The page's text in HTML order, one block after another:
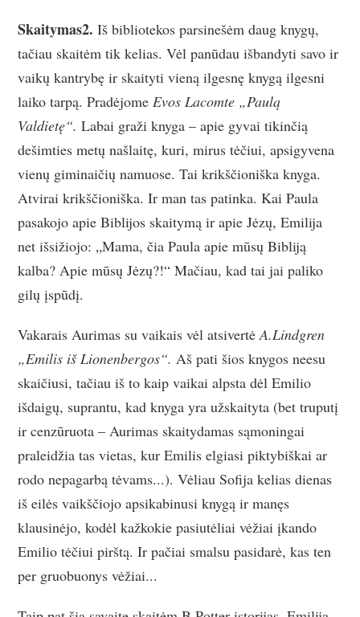
Skaitymas2.Iš bibliotekos parsinešėm daug knygų,
tačiau skaitėm tik kelias. Vėl panūdau išbandyti savo ir
vaikų kantrybę ir skaityti vieną ilgesnę knygą ilgesni
laiko tarpą. PradėjomeEvos Lacomte „Paulą
Valdietę“.Labai graži knyga – apie gyvai tikinčią
dešimties metų našlaitę, kuri, mirus tėčiui, apsigyvena
vienų giminaičių namuose. Tai krikščioniška knyga.
Atvirai krikščioniška. Ir man tas patinka. Kai Paula
pasakojo apie Biblijos skaitymą ir apie Jėzų, Emilija
net išsižiojo: „Mama, čia Paula apie mūsų Bibliją
kalba? Apie mūsų Jėzų?!“ Mačiau, kad tai jai paliko
gilų įspūdį.
Vakarais Aurimas su vaikais vėl atsivertėA.Lindgren
„Emilis iš Lionenbergos“.Aš pati šios knygos neesu
skaičiusi, tačiau iš to kaip vaikai alpsta dėl Emilio
išdaigų, suprantu, kad knyga yra užskaityta (bet truputį
ir cenzūruota – Aurimas skaitydamas sąmoningai
praleidžia tas vietas, kur Emilis elgiasi piktybiškai ar
rodo nepagarbą tėvams...). Vėliau Sofija kelias dienas
iš eilės vaikščiojo apsikabinusi knygą ir manęs
klausinėjo, kodėl kažkokie pasiutėliai vėžiai įkando
Emilio tėčiui pirštą. Ir pačiai smalsu pasidarė, kas ten
per gruobuonys vėžiai...